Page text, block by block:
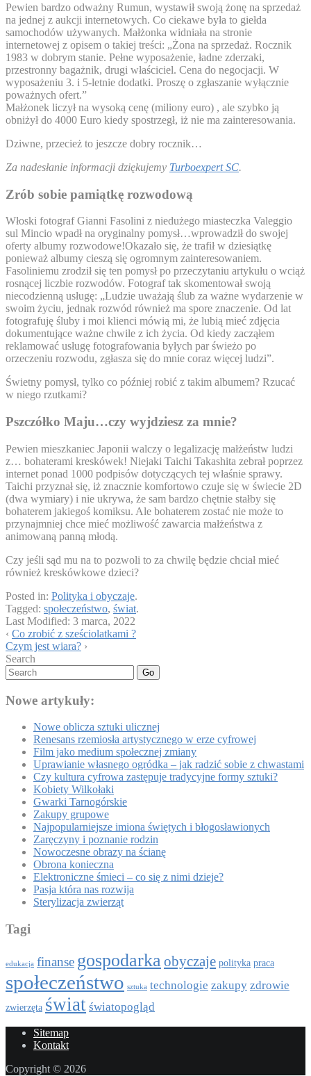
Pewien bardzo odważny Rumun, wystawił swoją żonę na sprzedaż
na jednej z aukcji internetowych. Co ciekawe była to giełda
samochodów używanych. Małżonka widniała na stronie
internetowej z opisem o takiej treści: „Żona na sprzedaż. Rocznik
1983 w dobrym stanie. Pełne wyposażenie, ładne zderzaki,
przestronny bagażnik, drugi właściciel. Cena do negocjacji. W
wyposażeniu 3. i 5-letnie dodatki. Proszę o zgłaszanie wyłącznie
poważnych ofert.”
Małżonek liczył na wysoką cenę (miliony euro) , ale szybko ją
obniżył do 4000 Euro kiedy spostrzegł, iż nie ma zainteresowania.
Dziwne, przecież to jeszcze dobry rocznik…
Za nadesłanie informacji dziękujemy Turboexpert SC.
Zrób sobie pamiątkę rozwodową
Włoski fotograf Gianni Fasolini z niedużego miasteczka Valeggio
sul Mincio wpadł na oryginalny pomysł…wprowadził do swojej
oferty albumy rozwodowe!Okazało się, że trafił w dziesiątkę
ponieważ albumy cieszą się ogromnym zainteresowaniem.
Fasoliniemu zrodził się ten pomysł po przeczytaniu artykułu o wciąż
rosnącej liczbie rozwodów. Fotograf tak skomentował swoją
niecodzienną usługę: „Ludzie uważają ślub za ważne wydarzenie w
swoim życiu, jednak rozwód również ma spore znaczenie. Od lat
fotografuję śluby i moi klienci mówią mi, że lubią mieć zdjęcia
dokumentujące ważne chwile z ich życia. Od kiedy zacząłem
reklamować usługę fotografowania byłych par świeżo po
orzeczeniu rozwodu, zgłasza się do mnie coraz więcej ludzi”.
Świetny pomysł, tylko co później robić z takim albumem? Rzucać
w niego rzutkami?
Pszczółko Maju…czy wyjdziesz za mnie?
Pewien mieszkaniec Japonii walczy o legalizację małżeństw ludzi
z… bohaterami kreskówek! Niejaki Taichi Takashita zebrał poprzez
internet ponad 1000 podpisów dotyczących tej właśnie sprawy.
Taichi przyznał się, iż znacznie komfortowo czuje się w świecie 2D
(dwa wymiary) i nie ukrywa, że sam bardzo chętnie stałby się
bohaterem jakiegoś komiksu. Ale bohaterem zostać nie może to
przynajmniej chce mieć możliwość zawarcia małżeństwa z
animowaną panną młodą.
Czy jeśli sąd mu na to pozwoli to za chwilę będzie chciał mieć
również kreskówkowe dzieci?
Posted in: Polityka i obyczaje.
Tagged: społeczeństwo, świat.
Last Modified: 3 marca, 2022
‹ Co zrobić z sześciolatkami ?
Czym jest wiara? ›
Search
Go
Nowe artykuły:
Nowe oblicza sztuki ulicznej
Renesans rzemiosła artystycznego w erze cyfrowej
Film jako medium społecznej zmiany
Uprawianie własnego ogródka – jak radzić sobie z chwastami
Czy kultura cyfrowa zastępuje tradycyjne formy sztuki?
Kobiety Wilkołaki
Gwarki Tarnogórskie
Zakupy grupowe
Najpopularniejsze imiona świętych i błogosławionych
Zaręczyny i poznanie rodzin
Nowoczesne obrazy na ścianę
Obrona konieczna
Elektroniczne śmieci – co się z nimi dzieje?
Pasja która nas rozwija
Sterylizacja zwierząt
Tagi
edukacja finanse gospodarka obyczaje polityka praca
społeczeństwo sztuka technologie zakupy zdrowie
zwierzęta świat światopogląd
Sitemap
Kontakt
Copyright © 2026